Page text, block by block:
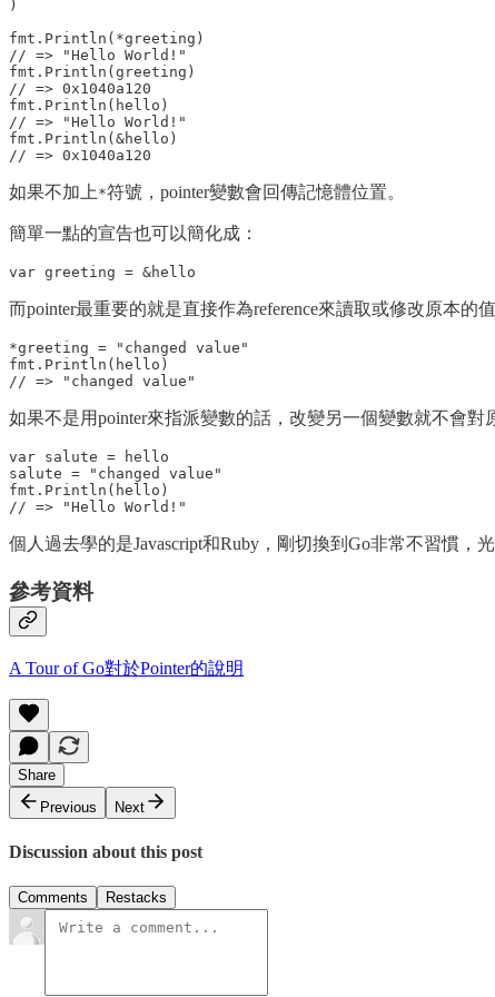
)
fmt.Println(*greeting)
// => "Hello World!"
fmt.Println(greeting)
// => 0x1040a120
fmt.Println(hello)
// => "Hello World!"
fmt.Println(&hello)
如果不加上 *符號，pointer變數會回傳記憶體位置。
簡單一點的宣告也可以簡化成：
而pointer最重要的就是直接作為reference來讀取或修改原本的值
*greeting = "changed value"
fmt.Println(hello)
如果不是用pointer來指派變數的話，改變另一個變數就不會對
var salute = hello
salute = "changed value"
fmt.Println(hello)
個人過去學的是Javascript和Ruby，剛切換到Go非常不習慣，
參考資料
A Tour of Go對於Pointer的說明
Share
Previous
Next
Discussion about this post
Comments Restacks